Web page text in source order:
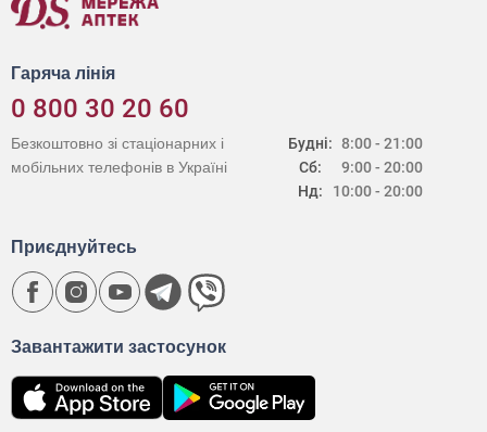
Гаряча лінія
0 800 30 20 60
Будні:
Сб:
Нд:
8:00 - 21:00
9:00 - 20:00
10:00 - 20:00
Безкоштовно зі стаціонарних і
мобільних телефонів в Україні
Завантажити застосунок
Приєднуйтесь